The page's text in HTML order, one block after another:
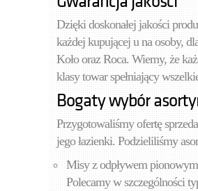
Dzięki doskonałej jakości
każdej kupującej u na osoby,
Koło oraz Roca. Wiemy, że
klasy towar spełniający
Bogaty wybór
Przygotowaliśmy ofertę
jego łazienki. Podzieliliśmy
Misy z odpływem
Polecamy w szczególności